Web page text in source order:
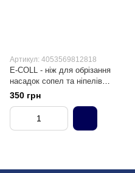
Артикул: 4053569812818
E-COLL - ніж для обрізання
насадок сопел та ніпелів
картриджів
350 грн